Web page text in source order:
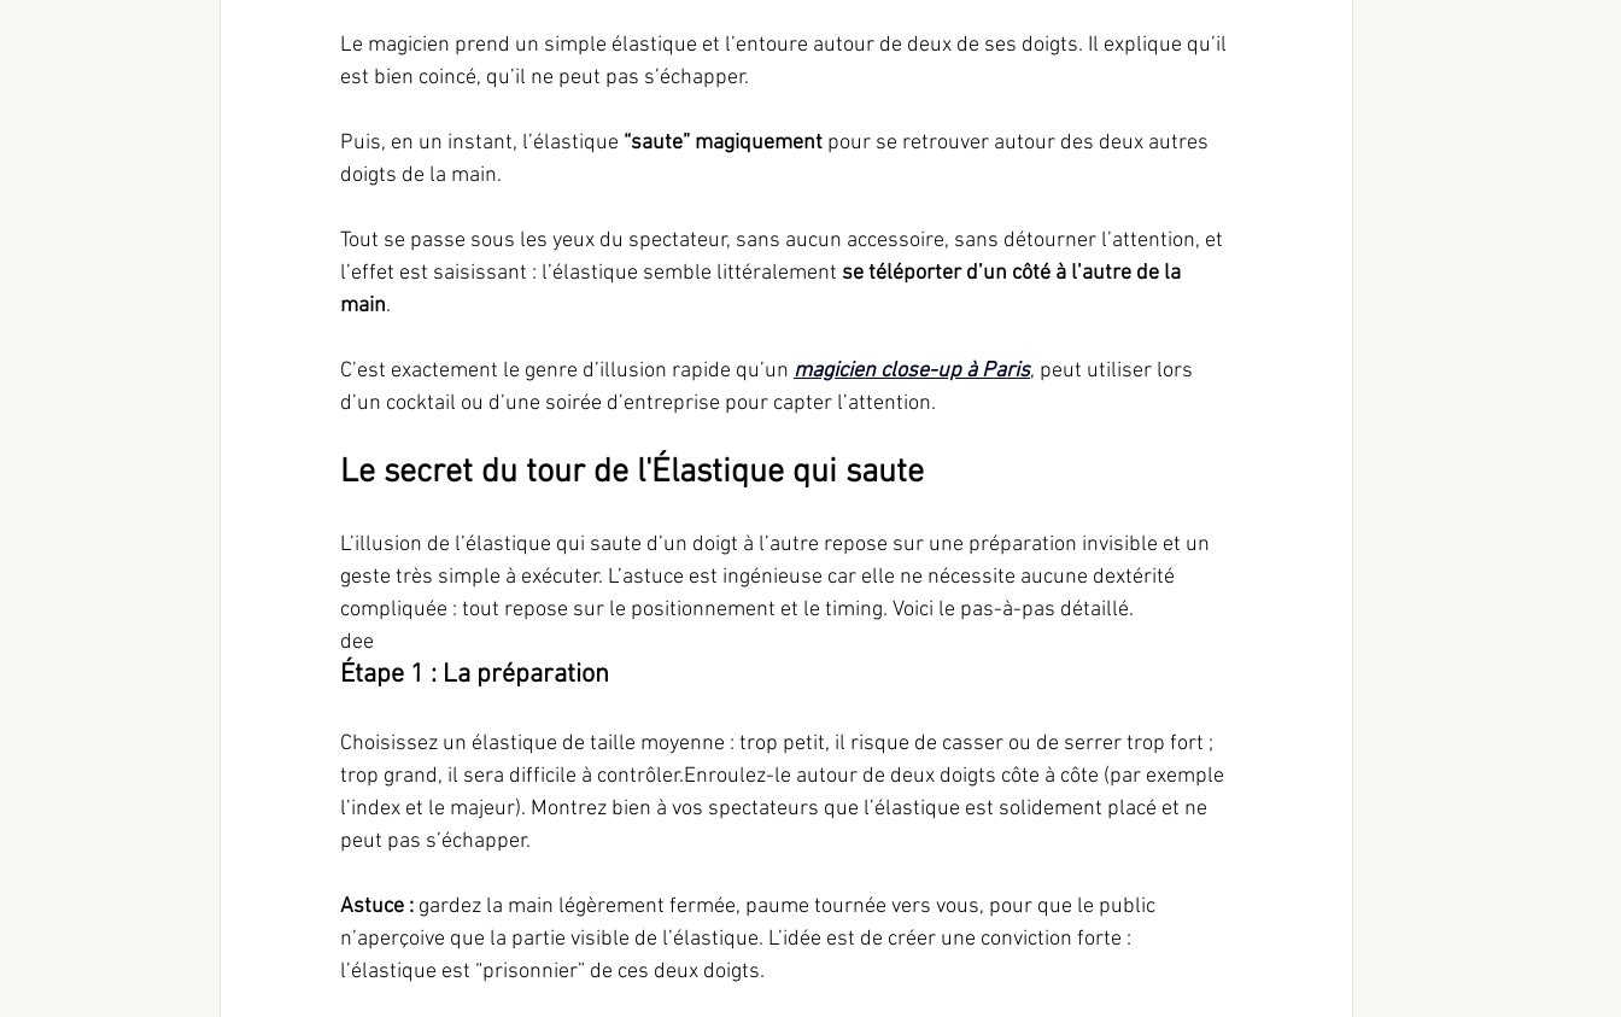
Le magicien prend un simple élastique et l’entoure autour de deux de ses doigts. Il explique qu’il
est bien coincé, qu’il ne peut pas s’échapper.
Puis, en un instant, l’élastique “saute” magiquement pour se retrouver autour des deux autres
doigts de la main.
Tout se passe sous les yeux du spectateur, sans aucun accessoire, sans détourner l’attention, et
l’effet est saisissant : l’élastique semble littéralement se téléporter d’un côté à l’autre de la
main.
C’est exactement le genre d’illusion rapide qu’un magicien close-up à Paris, peut utiliser lors
d’un cocktail ou d’une soirée d’entreprise pour capter l’attention.
Le secret du tour de l'Élastique qui saute
L’illusion de l’élastique qui saute d’un doigt à l’autre repose sur une préparation invisible et un
geste très simple à exécuter. L’astuce est ingénieuse car elle ne nécessite aucune dextérité
compliquée : tout repose sur le positionnement et le timing. Voici le pas-à-pas détaillé.
dee
Étape 1 : La préparation
Choisissez un élastique de taille moyenne : trop petit, il risque de casser ou de serrer trop fort ;
trop grand, il sera difficile à contrôler.Enroulez-le autour de deux doigts côte à côte (par exemple
l’index et le majeur). Montrez bien à vos spectateurs que l’élastique est solidement placé et ne
peut pas s’échapper.
Astuce : gardez la main légèrement fermée, paume tournée vers vous, pour que le public
n’aperçoive que la partie visible de l’élastique. L’idée est de créer une conviction forte :
l’élastique est “prisonnier” de ces deux doigts.